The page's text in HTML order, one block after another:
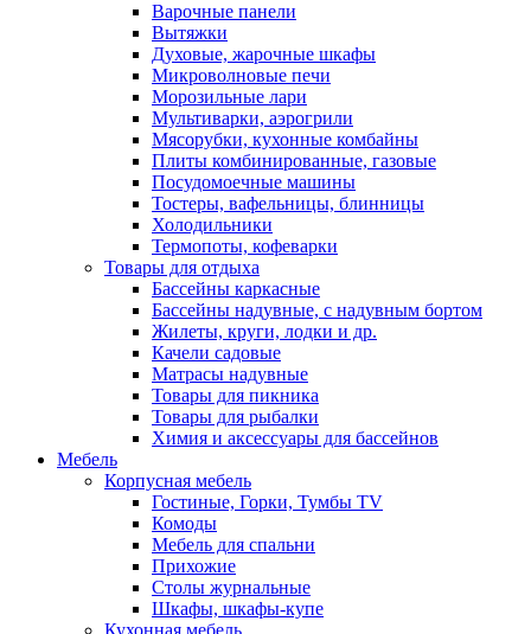
Варочные панели
Вытяжки
Духовые, жарочные шкафы
Микроволновые печи
Морозильные лари
Мультиварки, аэрогрили
Мясорубки, кухонные комбайны
Плиты комбинированные, газовые
Посудомоечные машины
Тостеры, вафельницы, блинницы
Холодильники
Термопоты, кофеварки
Товары для отдыха
Бассейны каркасные
Бассейны надувные, с надувным бортом
Жилеты, круги, лодки и др.
Качели садовые
Матрасы надувные
Товары для пикника
Товары для рыбалки
Химия и аксессуары для бассейнов
Мебель
Корпусная мебель
Гостиные, Горки, Тумбы TV
Комоды
Мебель для спальни
Прихожие
Столы журнальные
Шкафы, шкафы-купе